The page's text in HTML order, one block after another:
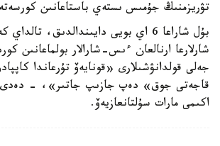
تۋريزمنىڭ جۇمىس ىستەي باستاعانىن
بۇل شاراعا 6 اي بويى دايىندالدىق،
شارلارعا ارنالعان ءىس-شارالار بولماعانىن
جەلى قولدانۋشىلارى «قونايەۆ تۇرعاندا
قاجەتى جوق» دەپ جازىپ جاتىر»، - دەدى
اكىمى مارات سۇلتانعازيەۆ.